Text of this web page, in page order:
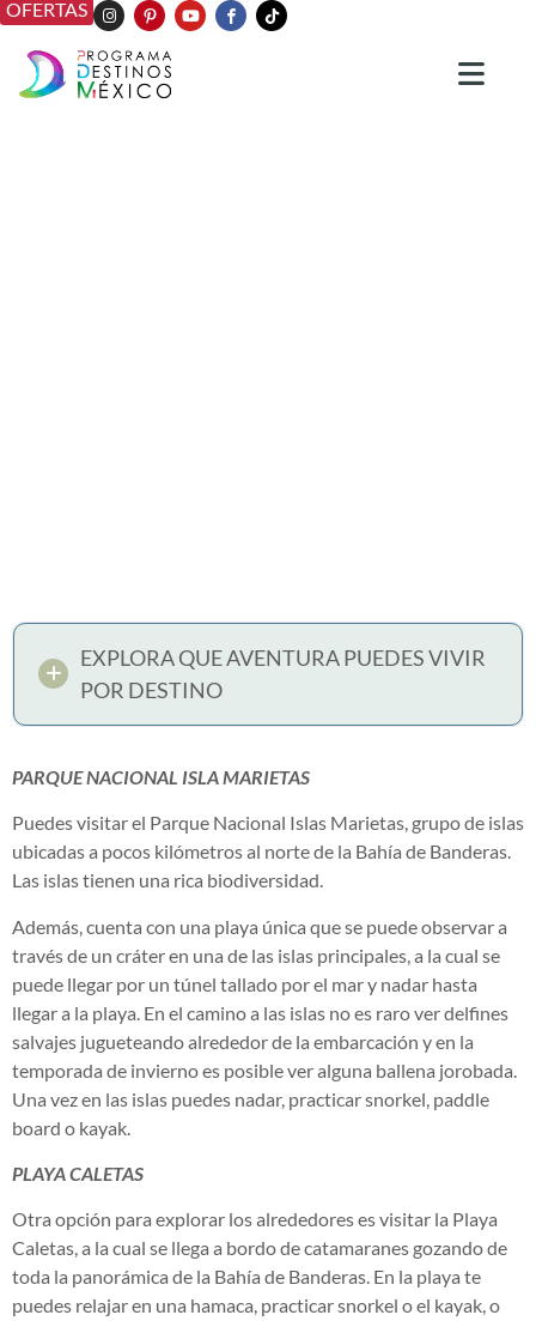
OFERTAS
EXPLORA QUE AVENTURA PUEDES VIVIR
POR DESTINO
PARQUE NACIONAL ISLA MARIETAS
Puedes visitar el Parque Nacional Islas Marietas, grupo de islas
ubicadas a pocos kilómetros al norte de la Bahía de Banderas.
Las islas tienen una rica biodiversidad.
Además, cuenta con una playa única que se puede observar a
través de un cráter en una de las islas principales, a la cual se
puede llegar por un túnel tallado por el mar y nadar hasta
llegar a la playa. En el camino a las islas no es raro ver delfines
salvajes jugueteando alrededor de la embarcación y en la
temporada de invierno es posible ver alguna ballena jorobada.
Una vez en las islas puedes nadar, practicar snorkel, paddle
board o kayak.
PLAYA CALETAS
Otra opción para explorar los alrededores es visitar la Playa
Caletas, a la cual se llega a bordo de catamaranes gozando de
toda la panorámica de la Bahía de Banderas. En la playa te
puedes relajar en una hamaca, practicar snorkel o el kayak, o